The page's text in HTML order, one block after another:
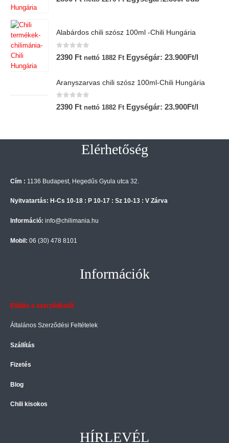
Alabárdos chili szósz 100ml -Chili Hungária
0az 5-ből
2390 Ft nettó 1882 Ft Egységár: 23.900Ft/l
Aranyszarvas chili szósz 100ml-Chili Hungária
0az 5-ből
2390 Ft nettó 1882 Ft Egységár: 23.900Ft/l
Elérhetőség
Cím : 1136 Budapest, Hegedűs Gyula utca 32.
Nyitvatartás: H-Cs 10-18 : P 10-17 : Sz 10-13 : V Zárva
Információ: info@chilimania.hu
Mobil: 06 (30) 478 8101
Információk
Elállás a szerződéstől
Általános Szerződési Feltételek
Szállítás
Fizetés
Blog
Chili kisokos
HÍRLEVÉL